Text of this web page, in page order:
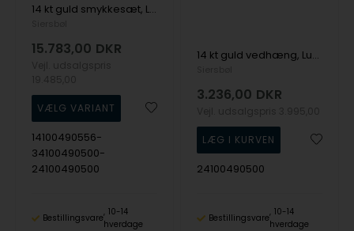
14 kt guld smykkesæt, Luxury Solitaire serien fra Siersbøl med ialt 1,50 ct Labgrown diamant
15.783,00 DKR
14100490556-
34100490500-
24100490500
Bestillingsvare
10-14
hverdage
14 kt guld vedhæng, Luxury Solitaire serien fra Siersbøl med ialt 0,50 ct Labgrown diamant
3.236,00 DKR
24100490500
Bestillingsvare
10-14
hverdage